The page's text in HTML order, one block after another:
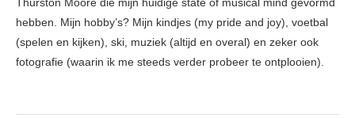
hebben. Mijn hobby’s? Mijn kindjes (my pride and joy), voetbal
(spelen en kijken), ski, muziek (altijd en overal) en zeker ook
fotografie (waarin ik me steeds verder probeer te ontplooien).